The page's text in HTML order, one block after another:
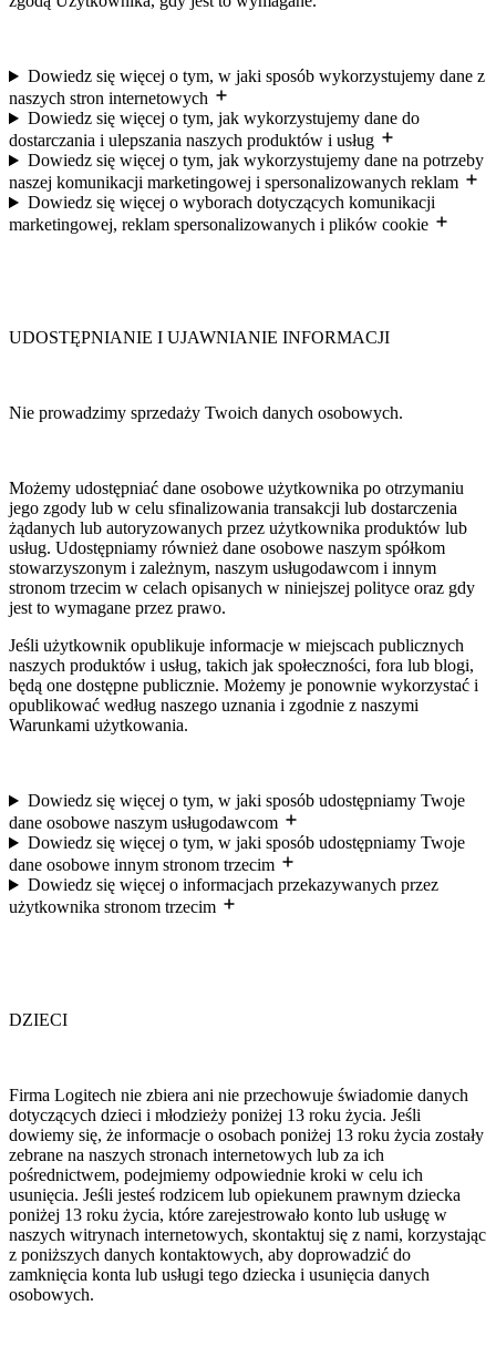
Dowiedz się więcej o tym, w jaki sposób wykorzystujemy dane z
naszych stron internetowych
Dowiedz się więcej o tym, jak wykorzystujemy dane do
dostarczania i ulepszania naszych produktów i usług
Dowiedz się więcej o tym, jak wykorzystujemy dane na potrzeby
naszej komunikacji marketingowej i spersonalizowanych reklam
Dowiedz się więcej o wyborach dotyczących komunikacji
marketingowej, reklam spersonalizowanych i plików cookie
UDOSTĘPNIANIE I UJAWNIANIE INFORMACJI
Nie prowadzimy sprzedaży Twoich danych osobowych.
Możemy udostępniać dane osobowe użytkownika po otrzymaniu
jego zgody lub w celu sfinalizowania transakcji lub dostarczenia
żądanych lub autoryzowanych przez użytkownika produktów lub
usług. Udostępniamy również dane osobowe naszym spółkom
stowarzyszonym i zależnym, naszym usługodawcom i innym
stronom trzecim w celach opisanych w niniejszej polityce oraz gdy
jest to wymagane przez prawo.
Jeśli użytkownik opublikuje informacje w miejscach publicznych
naszych produktów i usług, takich jak społeczności, fora lub blogi,
będą one dostępne publicznie. Możemy je ponownie wykorzystać i
opublikować według naszego uznania i zgodnie z naszymi
Warunkami użytkowania.
Dowiedz się więcej o tym, w jaki sposób udostępniamy Twoje
dane osobowe naszym usługodawcom
Dowiedz się więcej o tym, w jaki sposób udostępniamy Twoje
dane osobowe innym stronom trzecim
Dowiedz się więcej o informacjach przekazywanych przez
użytkownika stronom trzecim
DZIECI
Firma Logitech nie zbiera ani nie przechowuje świadomie danych
dotyczących dzieci i młodzieży poniżej 13 roku życia. Jeśli
dowiemy się, że informacje o osobach poniżej 13 roku życia zostały
zebrane na naszych stronach internetowych lub za ich
pośrednictwem, podejmiemy odpowiednie kroki w celu ich
usunięcia. Jeśli jesteś rodzicem lub opiekunem prawnym dziecka
poniżej 13 roku życia, które zarejestrowało konto lub usługę w
naszych witrynach internetowych, skontaktuj się z nami, korzystając
z poniższych danych kontaktowych, aby doprowadzić do
zamknięcia konta lub usługi tego dziecka i usunięcia danych
osobowych.